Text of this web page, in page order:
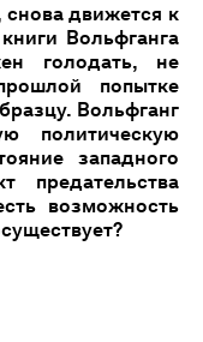
снова движется к
Вольфганга
голодать, не
попытке
Вольфганг
политическую
западного
предательства
возможность